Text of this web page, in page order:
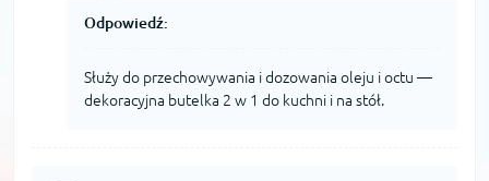
Odpowiedź:
Służy do przechowywania i dozowania oleju i octu —
dekoracyjna butelka 2 w 1 do kuchni i na stół.